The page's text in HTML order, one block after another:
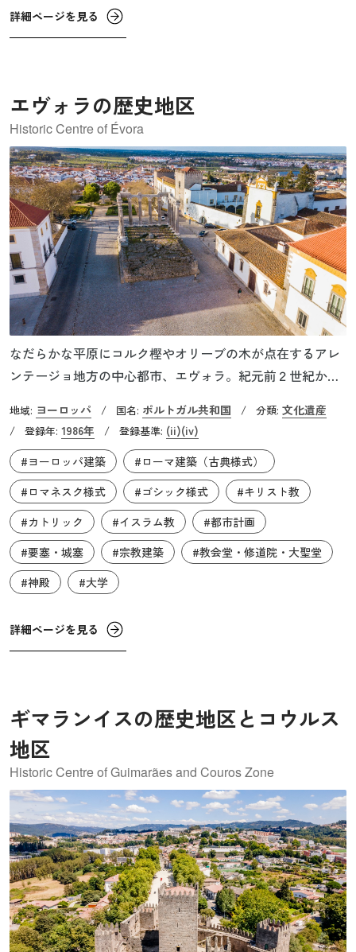
れてきました。アルト・ドウロ地域は、広大な段々畑と、
村々に点在するワイナリーや教会、道路など住民の暮らし
詳細ページを見る
エヴォラの歴史地区
Historic Centre of Évora
なだらかな平原にコルク樫やオリーブの木が点在するアレ
ンテージョ地方の中心都市、エヴォラ。紀元前２世紀から
壁に囲まれています。ここには2000年におよぶ歳月のなか
で築かれた各時代の多彩な建造物が残されており、「博物
館都市」の異名も持ちます。コリント式柱頭が印象的なデ
ィアナ神殿や水道橋は、ローマ帝国時代からこの街が発達
していたことを示すものです。また、イスラム教徒に支配
された時代の城門やモーロ人街跡も残っています。
地域: ヨーロッパ / 国名: ポルトガル共和国 / 分類: 文化遺産
/ 登録年: 1986年 / 登録基準: (ii)(iv)
#ヨーロッパ建築
#ローマ建築（古典様式）
#ロマネスク様式
#ゴシック様式
#キリスト教
#カトリック
#イスラム教
#都市計画
#要塞・城塞
#宗教建築
#教会堂・修道院・大聖堂
#神殿
#大学
詳細ページを見る
ギマランイスの歴史地区とコウルス
地区
Historic Centre of Guimarães and Couros Zone